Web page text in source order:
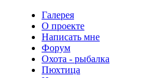
Галерея
О проекте
Написать мне
Форум
Охота - рыбалка
Пюхтица